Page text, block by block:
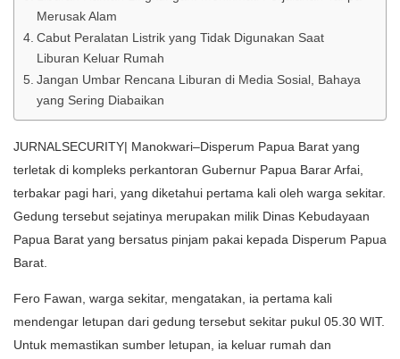
Merusak Alam
Cabut Peralatan Listrik yang Tidak Digunakan Saat
Liburan Keluar Rumah
Jangan Umbar Rencana Liburan di Media Sosial, Bahaya
yang Sering Diabaikan
JURNALSECURITY| Manokwari–Disperum Papua Barat yang
terletak di kompleks perkantoran Gubernur Papua Barar Arfai,
terbakar pagi hari, yang diketahui pertama kali oleh warga sekitar.
Gedung tersebut sejatinya merupakan milik Dinas Kebudayaan
Papua Barat yang bersatus pinjam pakai kepada Disperum Papua
Barat.
Fero Fawan, warga sekitar, mengatakan, ia pertama kali
mendengar letupan dari gedung tersebut sekitar pukul 05.30 WIT.
Untuk memastikan sumber letupan, ia keluar rumah dan